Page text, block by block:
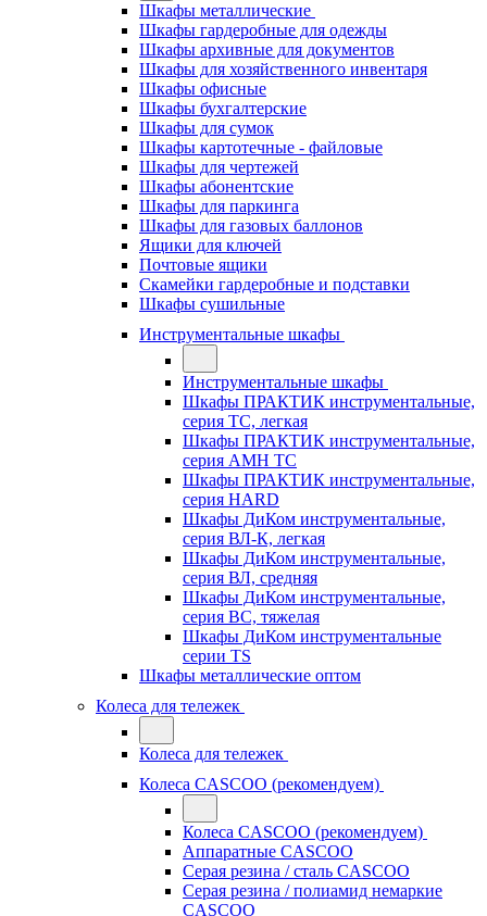
Шкафы металлические
Шкафы гардеробные для одежды
Шкафы архивные для документов
Шкафы для хозяйственного инвентаря
Шкафы офисные
Шкафы бухгалтерские
Шкафы для сумок
Шкафы картотечные - файловые
Шкафы для чертежей
Шкафы абонентские
Шкафы для паркинга
Шкафы для газовых баллонов
Ящики для ключей
Почтовые ящики
Скамейки гардеробные и подставки
Шкафы сушильные
Инструментальные шкафы
Инструментальные шкафы
Шкафы ПРАКТИК инструментальные,
серия ТC, легкая
Шкафы ПРАКТИК инструментальные,
серия AMH TC
Шкафы ПРАКТИК инструментальные,
серия HARD
Шкафы ДиКом инструментальные,
cерия ВЛ-К, легкая
Шкафы ДиКом инструментальные,
серия ВЛ, средняя
Шкафы ДиКом инструментальные,
серия ВС, тяжелая
Шкафы ДиКом инструментальные
серии TS
Шкафы металлические оптом
Колеса для тележек
Колеса для тележек
Колеса CASCOO (рекомендуем)
Колеса CASCOO (рекомендуем)
Аппаратные CASCOO
Серая резина / сталь CASCOO
Серая резина / полиамид немаркие
CASCOO